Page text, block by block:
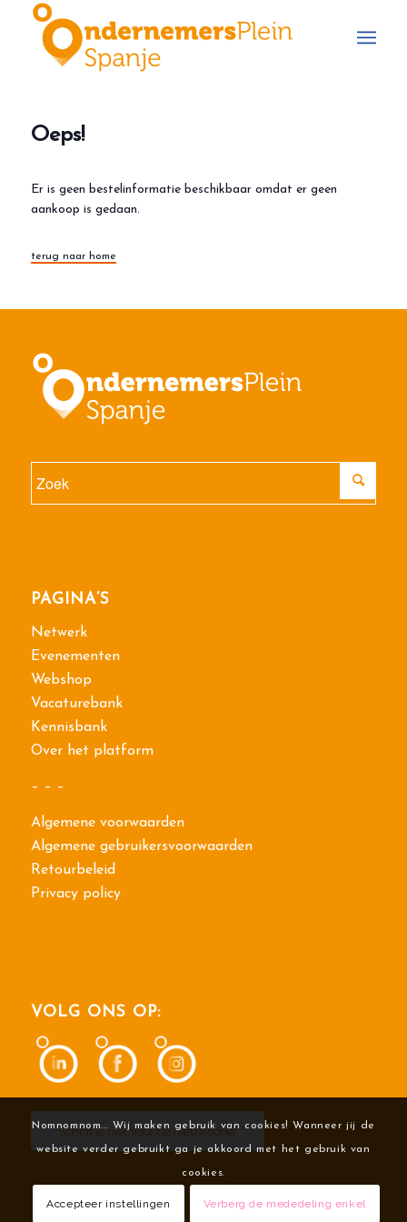
Oeps!
Er is geen bestelinformatie beschikbaar omdat er geen
aankoop is gedaan.
terug naar home
PAGINA’S
Netwerk
Evenementen
Webshop
Vacaturebank
Kennisbank
Over het platform
– – –
Algemene voorwaarden
Algemene gebruikersvoorwaarden
Retourbeleid
Privacy policy
VOLG ONS OP:
Schrijf je hier voor de nieuwsbrief
Nomnomnom... Wij maken gebruik van cookies! Wanneer jij de
website verder gebruikt ga je akkoord met het gebruik van
cookies.
Accepteer instellingen Verberg de mededeling enkel